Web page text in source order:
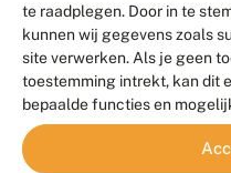
te raadplegen. Door in te
kunnen wij gegevens zoals
site verwerken. Als je geen
toestemming intrekt, kan dit
bepaalde functies en
Contact
Veelgestelde
Meld
© 2026
Duurzaam ontwikkeld
Blue